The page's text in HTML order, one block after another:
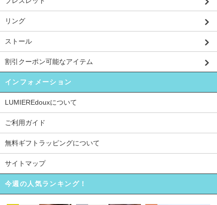
リング
ストール
割引クーポン可能なアイテム
インフォメーション
LUMIEREdouxについて
ご利用ガイド
無料ギフトラッピングについて
サイトマップ
今週の人気ランキング！